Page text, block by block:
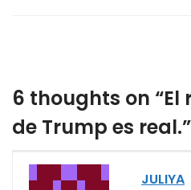
6 thoughts on “El
de Trump es real.”
JULIYA